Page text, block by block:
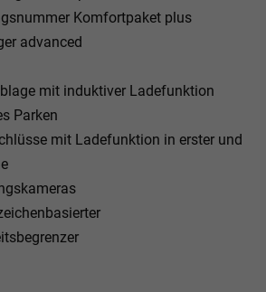
Komfortpaket plus
advanced
mit induktiver Ladefunktion
Parken
mit Ladefunktion in erster und